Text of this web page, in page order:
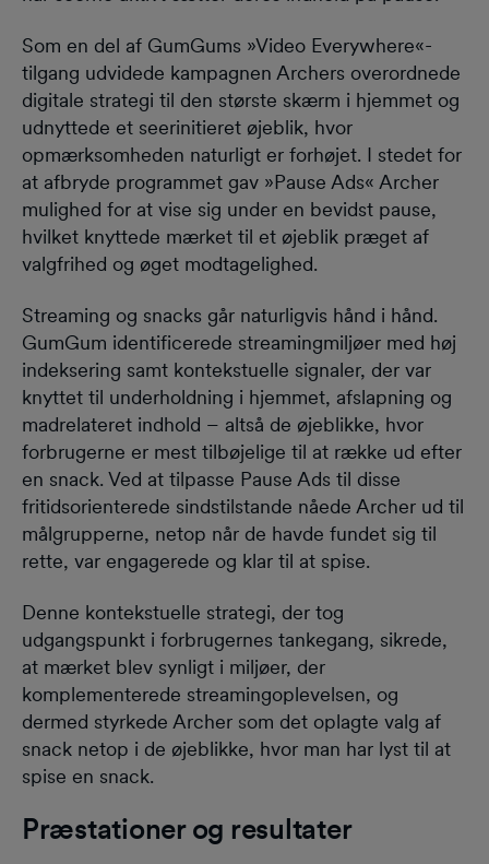
Som en del af GumGums »Video Everywhere«-
tilgang udvidede kampagnen Archers overordnede
digitale strategi til den største skærm i hjemmet og
udnyttede et seerinitieret øjeblik, hvor
opmærksomheden naturligt er forhøjet. I stedet for
at afbryde programmet gav »Pause Ads« Archer
mulighed for at vise sig under en bevidst pause,
hvilket knyttede mærket til et øjeblik præget af
valgfrihed og øget modtagelighed.
Streaming og snacks går naturligvis hånd i hånd.
GumGum identificerede streamingmiljøer med høj
indeksering samt kontekstuelle signaler, der var
knyttet til underholdning i hjemmet, afslapning og
madrelateret indhold – altså de øjeblikke, hvor
forbrugerne er mest tilbøjelige til at række ud efter
en snack. Ved at tilpasse Pause Ads til disse
fritidsorienterede sindstilstande nåede Archer ud til
målgrupperne, netop når de havde fundet sig til
rette, var engagerede og klar til at spise.
Denne kontekstuelle strategi, der tog
udgangspunkt i forbrugernes tankegang, sikrede,
at mærket blev synligt i miljøer, der
komplementerede streamingoplevelsen, og
dermed styrkede Archer som det oplagte valg af
snack netop i de øjeblikke, hvor man har lyst til at
spise en snack.
Præstationer og resultater